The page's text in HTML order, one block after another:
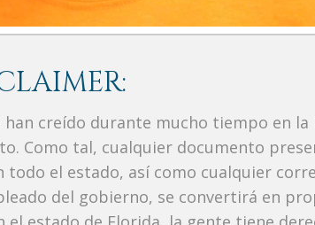
han creído durante mucho tiempo en
Como tal, cualquier documento
el estado, así como cualquier
del gobierno, se convertirá en